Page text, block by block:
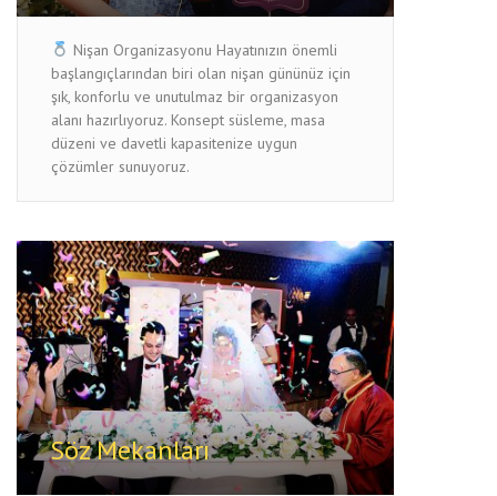
Nişan Organizasyonu Hayatınızın önemli
başlangıçlarından biri olan nişan gününüz için
şık, konforlu ve unutulmaz bir organizasyon
alanı hazırlıyoruz. Konsept süsleme, masa
düzeni ve davetli kapasitenize uygun
çözümler sunuyoruz.
Söz Mekanları